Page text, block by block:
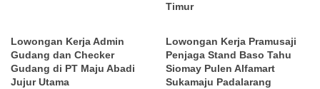
Timur
Lowongan Kerja Admin
Gudang dan Checker
Gudang di PT Maju Abadi
Jujur Utama
Lowongan Kerja Pramusaji
Penjaga Stand Baso Tahu
Siomay Pulen Alfamart
Sukamaju Padalarang